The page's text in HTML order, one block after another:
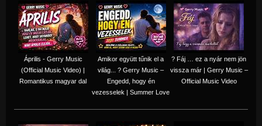
Április - Gerry Music
(Official Music Video) |
Romantikus magyar dal
Amikor együtt tűnik el a
világ... ? Gerry Music –
Engedd, hogy én
vezesselek | Summer Love
? Fáj … ez a nyár nem jön
vissza már | Gerry Music –
Official Music Video